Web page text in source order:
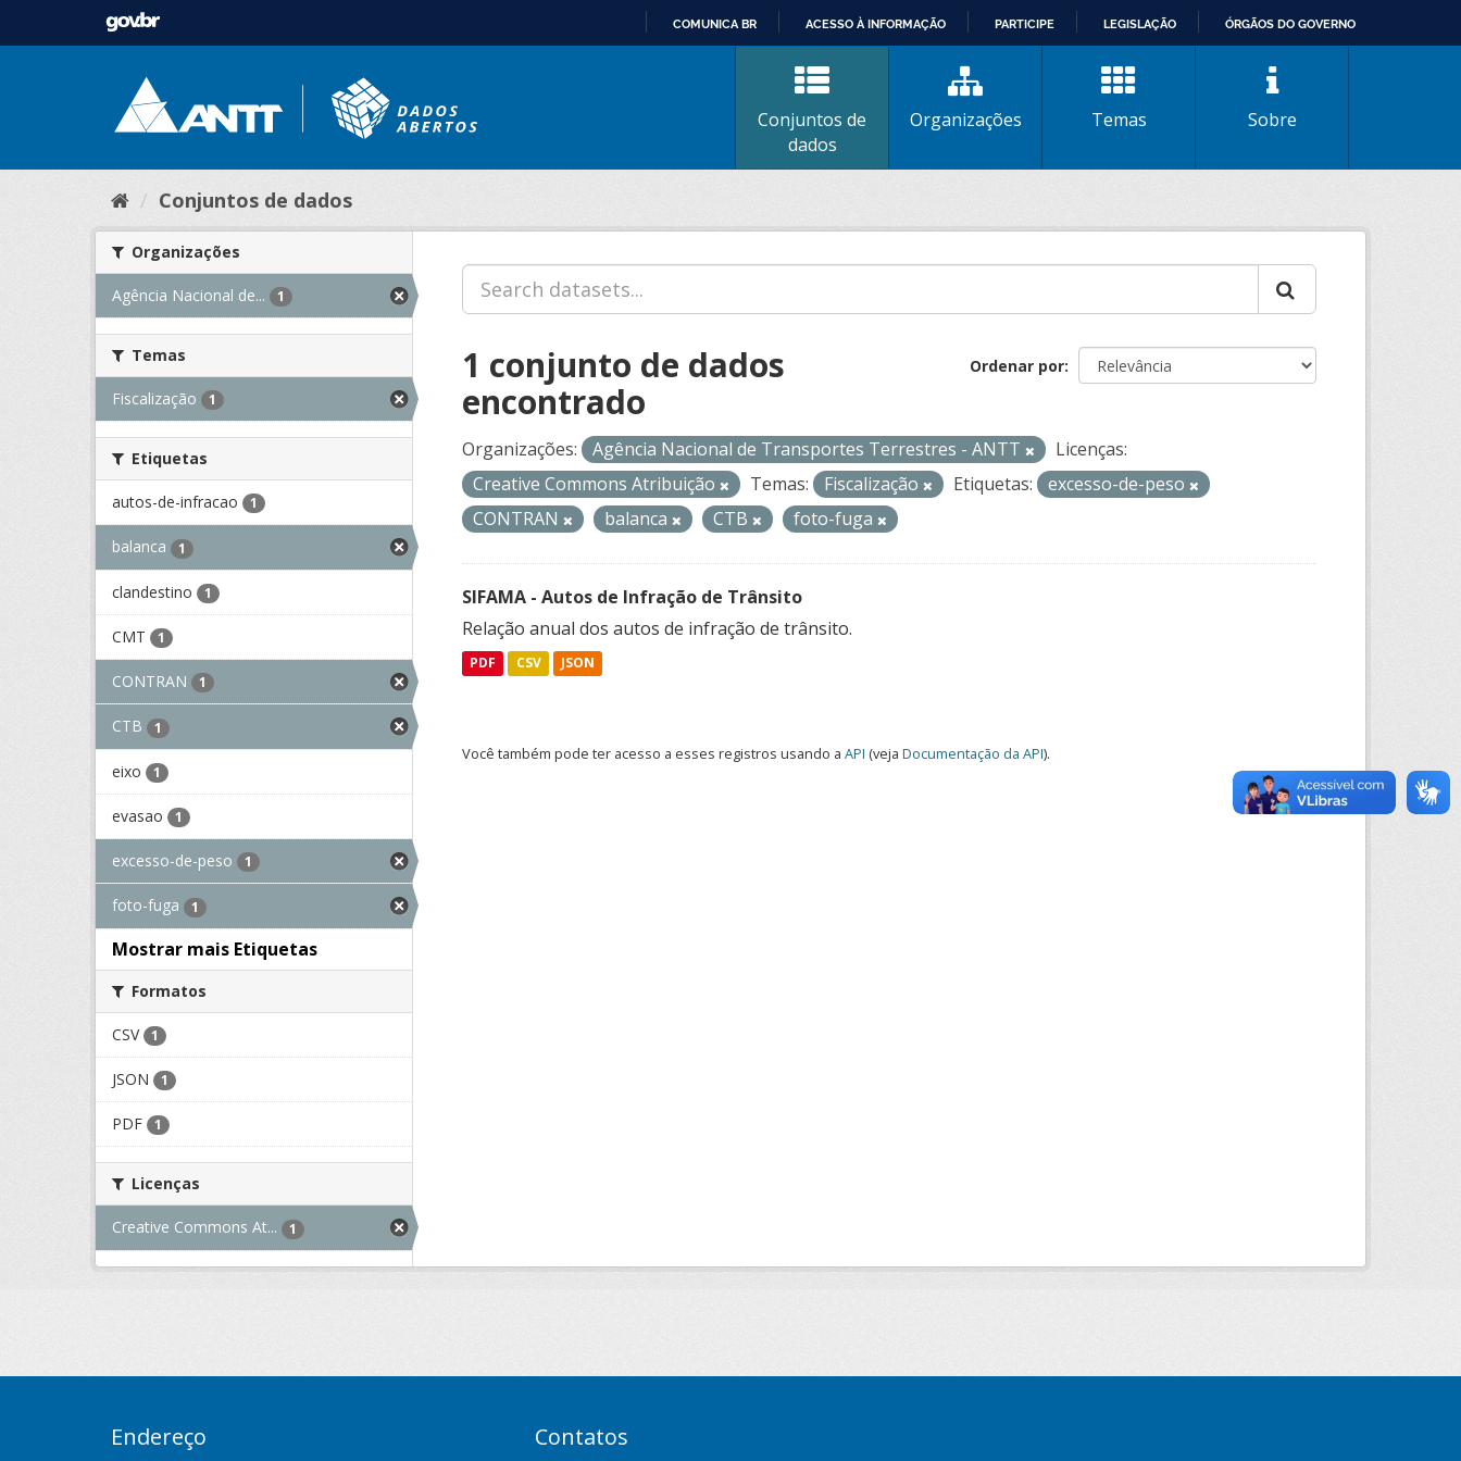
CONTEÚDO
COMUNICA BR ACESSO À INFORMAÇÃO PARTICIPE LEGISLAÇÃO ÓRGÃOS DO GOVERNO
Conjuntos de
dados
Organizações Temas Sobre
Conjuntos de dados
Organizações
Agência Nacional de... 1
Temas
Fiscalização 1
Etiquetas
autos-de-infracao 1
balanca 1
clandestino 1
CMT 1
CONTRAN 1
CTB 1
eixo 1
evasao 1
excesso-de-peso 1
foto-fuga 1
Mostrar mais Etiquetas
Formatos
CSV 1
JSON 1
PDF 1
Licenças
Creative Commons At... 1
Ordenar por
1 conjunto de dados
encontrado
Organizações: Agência Nacional de Transportes Terrestres - ANTT
Licenças:
Creative Commons Atribuição
Temas: Fiscalização Etiquetas:
excesso-de-peso
CONTRAN
balanca CTB foto-fuga
SIFAMA - Autos de Infração de Trânsito
Relação anual dos autos de infração de trânsito.
PDF CSV JSON
Você também pode ter acesso a esses registros usando a API (veja Documentação da API).
Endereço Contatos